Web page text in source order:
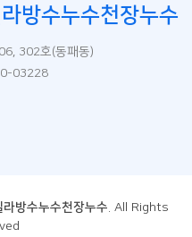
방수누수천장누수
302호(동패동)
03228
방수누수천장누수 . All Rights